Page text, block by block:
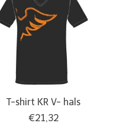
T-shirt KR V- hals
€21,32